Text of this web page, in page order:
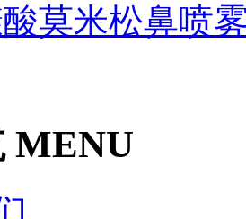
酸莫米松鼻喷
MENU